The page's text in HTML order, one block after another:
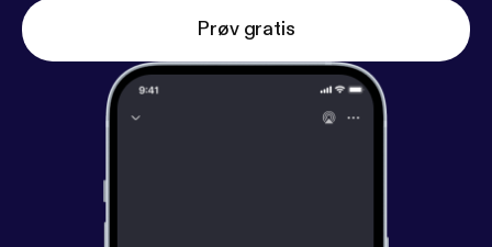
Prøv gratis